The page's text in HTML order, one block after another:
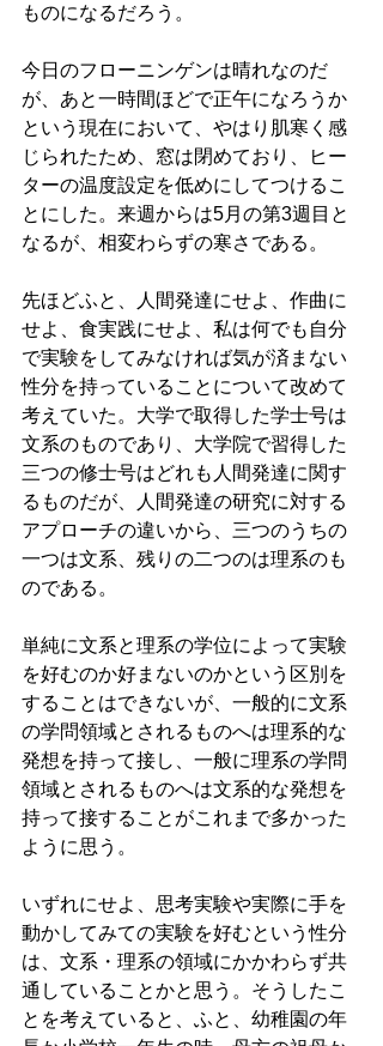
ものになるだろう。
今日のフローニンゲンは晴れなのだ
が、あと一時間ほどで正午になろうか
という現在において、やはり肌寒く感
じられたため、窓は閉めており、ヒー
ターの温度設定を低めにしてつけるこ
とにした。来週からは5月の第3週目と
なるが、相変わらずの寒さである。
先ほどふと、人間発達にせよ、作曲に
せよ、食実践にせよ、私は何でも自分
で実験をしてみなければ気が済まない
性分を持っていることについて改めて
考えていた。大学で取得した学士号は
文系のものであり、大学院で習得した
三つの修士号はどれも人間発達に関す
るものだが、人間発達の研究に対する
アプローチの違いから、三つのうちの
一つは文系、残りの二つのは理系のも
のである。
単純に文系と理系の学位によって実験
を好むのか好まないのかという区別を
することはできないが、一般的に文系
の学問領域とされるものへは理系的な
発想を持って接し、一般に理系の学問
領域とされるものへは文系的な発想を
持って接することがこれまで多かった
ように思う。
いずれにせよ、思考実験や実際に手を
動かしてみての実験を好むという性分
は、文系・理系の領域にかかわらず共
通していることかと思う。そうしたこ
とを考えていると、ふと、幼稚園の年